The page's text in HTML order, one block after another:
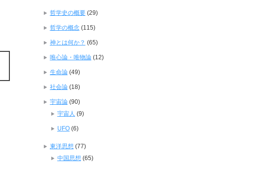
哲学史の概要(29)
哲学の概念(115)
神とは何か？ (65)
唯心論・唯物論(12)
生命論(49)
社会論(18)
宇宙論(90)
宇宙人 (9)
UFO(6)
東洋思想 (77)
中国思想 (65)